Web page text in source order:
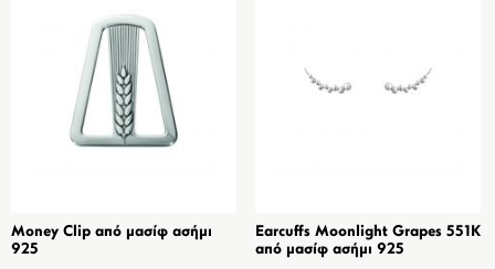
Money Clip από μασίφ ασήμι
925
Earcuffs Moonlight Grapes 551K
από μασίφ ασήμι 925